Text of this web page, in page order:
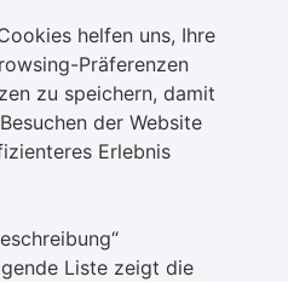
helfen uns, Ihre
Präferenzen
zu speichern, damit
der Website
Erlebnis
Liste zeigt die